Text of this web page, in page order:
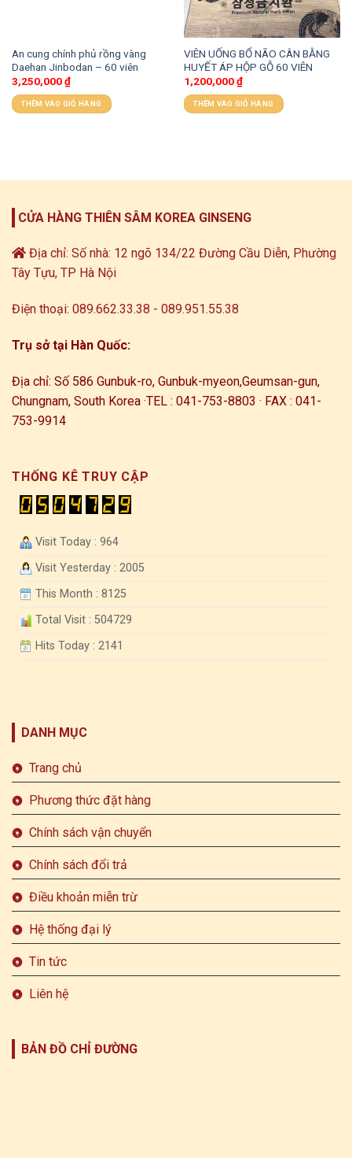
An cung chính phủ rồng vàng
Daehan Jinbodan – 60 viên
3,250,000₫
THÊM VÀO GIỎ HÀNG
VIÊN UỐNG BỔ NÃO CÂN BẰNG
HUYẾT ÁP HỘP GỖ 60 VIÊN
1,200,000₫
THÊM VÀO GIỎ HÀNG
CỬA HÀNG THIÊN SÂM KOREA GINSENG
Địa chỉ: Số nhà: 12 ngõ 134/22 Đường Cầu Diễn, Phường
Tây Tựu, TP Hà Nội
Điện thoại: 089.662.33.38 - 089.951.55.38
Trụ sở tại Hàn Quốc:
Địa chỉ: Số 586 Gunbuk-ro, Gunbuk-myeon,Geumsan-gun,
Chungnam, South Korea ·TEL : 041-753-8803 · FAX : 041-
753-9914
THỐNG KÊ TRUY CẬP
Visit Today : 964
Visit Yesterday : 2005
This Month : 8125
Total Visit : 504729
Hits Today : 2141
DANH MỤC
Trang chủ
Phương thức đặt hàng
Chính sách vận chuyển
Chính sách đổi trả
Điều khoản miễn trừ
Hệ thống đại lý
Tin tức
Liên hệ
BẢN ĐỒ CHỈ ĐƯỜNG